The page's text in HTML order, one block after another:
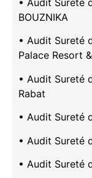
BOUZNIKA
• Audit Sureté
Palace Resort
• Audit Sureté
Rabat
• Audit Sureté
• Audit Sureté
• Audit Sureté